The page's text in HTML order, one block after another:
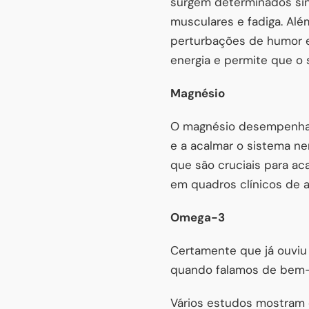
musculares e fadiga.
perturbações de humor
energia e permite que o
Magnésio
O magnésio
e a acalmar o sistema
que são cruciais para
em quadros clínicos de
Omega-3
Certamente que já
quando falamos de
Vários estudos